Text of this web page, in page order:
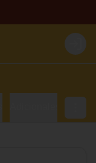
Login